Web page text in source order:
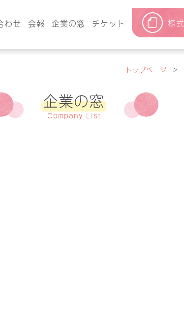
わせ 会報 企業の窓 チケット 様
トップページ ＞
企業の窓
Company List